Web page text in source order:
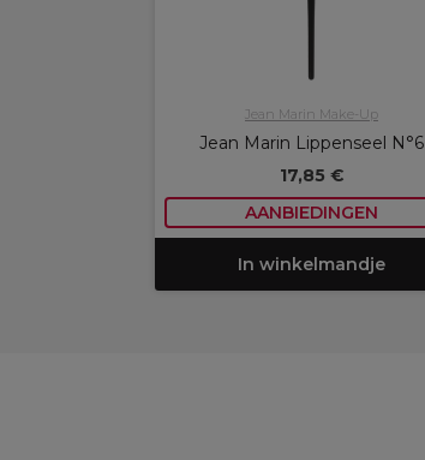
Jean Marin Make-Up
Jean Marin Lippenseel N°6
17,85 €
AANBIEDINGEN
In winkelmandje